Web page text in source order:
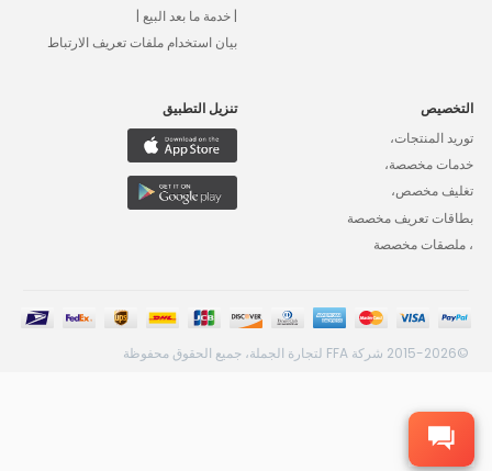
| خدمة ما بعد البيع |
بيان استخدام ملفات تعريف الارتباط
التخصيص
توريد المنتجات،
خدمات مخصصة،
تغليف مخصص،
بطاقات تعريف مخصصة
، ملصقات مخصصة
تنزيل التطبيق
©2015-2026 شركة FFA لتجارة الجملة، جميع الحقوق محفوظة